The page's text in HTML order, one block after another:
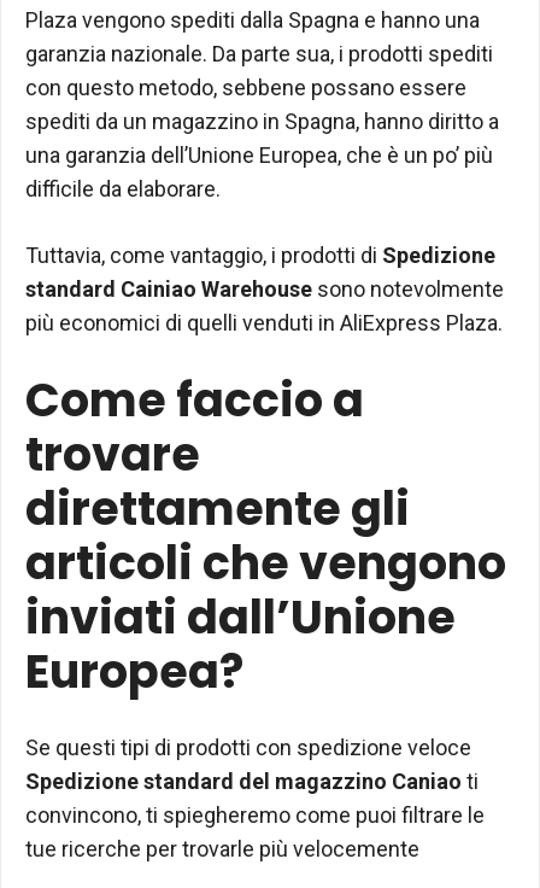
Plaza vengono spediti dalla Spagna e hanno una
garanzia nazionale. Da parte sua, i prodotti spediti
con questo metodo, sebbene possano essere
spediti da un magazzino in Spagna, hanno diritto a
una garanzia dell’Unione Europea, che è un po’ più
difficile da elaborare.
Tuttavia, come vantaggio, i prodotti di Spedizione
standard Cainiao Warehouse sono notevolmente
più economici di quelli venduti in AliExpress Plaza.
Come faccio a
trovare
direttamente gli
articoli che vengono
inviati dall’Unione
Europea?
Se questi tipi di prodotti con spedizione veloce
Spedizione standard del magazzino Caniao ti
convincono, ti spiegheremo come puoi filtrare le
tue ricerche per trovarle più velocemente